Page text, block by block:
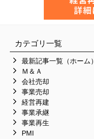
カテゴリ一覧
最新記事一覧（ホーム）
Ｍ＆Ａ
会社売却
事業売却
経営再建
事業承継
事業再生
PMI